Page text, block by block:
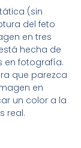
(sin
del feto
en tres
hecha de
en fotografía.
que parezca
en
un color a la
real.